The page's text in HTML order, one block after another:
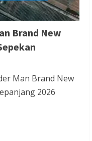
Berita TNI/POLRI
HUT
Sinergitas
Agama
Brand New
Man Brand New
2026